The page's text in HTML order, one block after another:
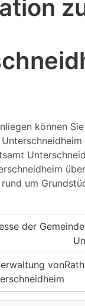
können
um
der
von